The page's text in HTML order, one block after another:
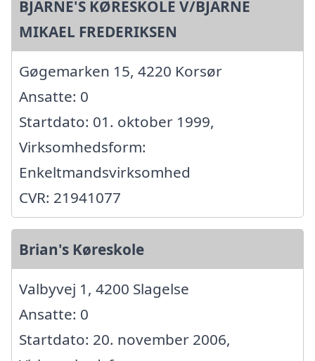
BJARNE'S KØRESKOLE V/BJARNE
MIKAEL FREDERIKSEN
Gøgemarken 15, 4220 Korsør
Ansatte: 0
Startdato: 01. oktober 1999,
Virksomhedsform:
Enkeltmandsvirksomhed
CVR: 21941077
Brian's Køreskole
Valbyvej 1, 4200 Slagelse
Ansatte: 0
Startdato: 20. november 2006,